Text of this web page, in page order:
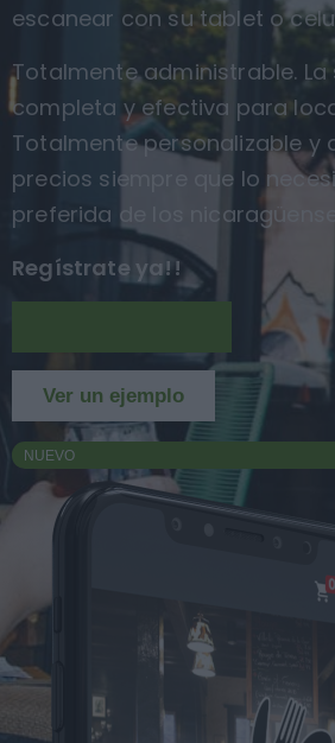
escanear con su tablet o
Totalmente administrable. La
completa y efectiva para
Totalmente personalizable y
precios siempre que lo
preferida de los
Regístrate ya!!
Ver un ejemplo
NUEVO